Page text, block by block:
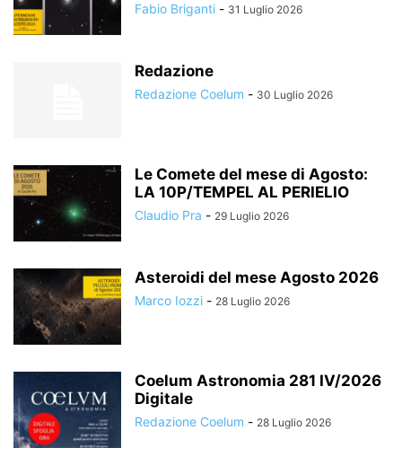
Fabio Briganti - 31 Luglio 2026
Redazione
Redazione Coelum - 30 Luglio 2026
Le Comete del mese di Agosto:
LA 10P/TEMPEL AL PERIELIO
Claudio Pra - 29 Luglio 2026
Asteroidi del mese Agosto 2026
Marco Iozzi - 28 Luglio 2026
Coelum Astronomia 281 IV/2026
Digitale
Redazione Coelum - 28 Luglio 2026